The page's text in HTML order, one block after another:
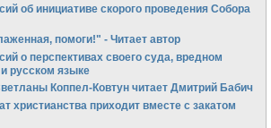
об инициативе скорого проведения Собора
помоги!" - Читает автор
о перспективах своего суда, вредном
русском языке
Коппел-Ковтун читает Дмитрий Бабич
христианства приходит вместе с закатом